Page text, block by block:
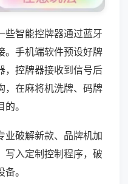
些智能控牌器通过蓝牙
。手机端软件预设好牌
，控牌器接收到信号后
，在麻将机洗牌、码牌
。
业破解新款、品牌机加
写入定制控制程序，破
。